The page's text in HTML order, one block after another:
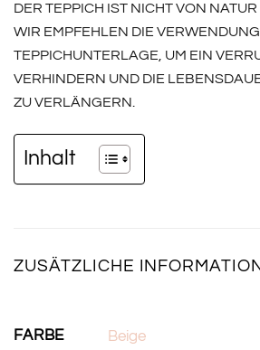
DER TEPPICH IST NICHT VON
WIR EMPFEHLEN DIE
TEPPICHUNTERLAGE, UM EIN
VERHINDERN UND DIE
ZU VERLÄNGERN.
Inhalt
ZUSÄTZLICHE
FARBE Beige